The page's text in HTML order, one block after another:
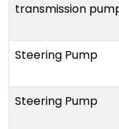
transmission
Steering Pump
Steering Pump